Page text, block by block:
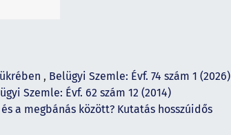
, Belügyi Szemle: Évf. 74 szám 1 (2026)
Szemle: Évf. 62 szám 12 (2014)
a megbánás között? Kutatás hosszúidős